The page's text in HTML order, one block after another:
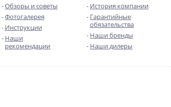
Обзоры и советы
Фотогалерея
Инструкции
Наши
рекомендации
История компании
Гарантийные
обязательства
Наши бренды
Наши дилеры